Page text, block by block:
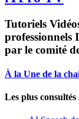
Tutoriels
professionnels
par le comité
À la Une de la
Les plus